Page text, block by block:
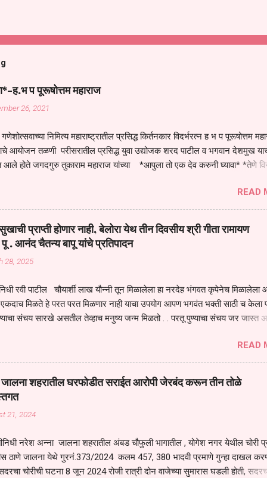
ह.भ प पूरूषोत्तम महाराज
26, 2021
निमित्य महाराष्ट्रातील प्रसिद्ध किर्तनकार विदर्भरत्न ह भ प पूरूषोत्तम
आयोजन तळणी परीसरातील प्रसिद्ध युवा उद्योजक शरद पाटील व भगवान देशमुख
आले होते जगदगुरु तुकाराम महाराज यांच्या *आपुला तो एक देव करुनी घ्यावा* *तेणे
बसलेली लोक ही खरच भाग्यवान आहेत कोरोना सारख्या महामारीत आपंण जिवंत आहोत
तर धार्मीक विचाराचा आधार आपल्याला घ्यावाच लागेल महामारीच्या काळात वारकरी
मानव जातीची मानसीक अवस्था सक्षम असणे गरजेचे आहे कोरोना ने मानवी
सगळ्याना करून दीली आहे मनुष्याच्या आयुष्यातील नामसाधना ही त्याच्यासाठी खूप
करण्याचा आळस आ...
READ
प्राप्ती होणार नाही, बेलोरा येथ तीन दिवसीय श्री गीता रामायण
. आनंद चैतन्य बापू यांचे प्रतिपादन
28, 2025
रवी पाटील चौयार्शी लाख यौन्नी तून मिळालेला हा नरदेह भंगवत कृपेनेच मिळालेला
मिळते हे परत परत मिळणार नाही याचा उपयोग आपण भगवंत भक्ती साठी च केला
संचय सारखे असतील तेव्हाच मनुष्य जन्म मिळतो . . परतू पुण्याचा संचय जर जास्त
सुंगधाचे व्यसन लागण्यापेक्षा भगवत भंक्ती चे व व्यसन लावा म्हणजे या नरदेहाचा उपयोग
मनुष्यावर होत असतात यापैकी भगवत कृपा ही पुण्यवानालाच होत असते . भगवंताच्या
होतो गरज आहे त्याला मनापासून आळवण्याची असे प्रतिपादन प पू चेतन्य बापू याचे कृपा
बापू यांनी तळणी येथून जवळच असलेल्या बेलोरा येथे केले तीन दिवसीय गीतारामायण
कोणीच सुखी नजरेला येणार नाही . धनाने सुखी असतील पण शरीर व्याधी...
READ
जालना शहरातील घरफोडीत सराईत आरोपी जेरबंद करून तीन तोळे
21, 2024
नरेश अन्ना जालना शहरातील अंबड चौफुली भागातील , योगेश नगर येथील चोरी
ठाणे जालना येथे गुरनं.373/2024 कलम 457, 380 भादवी प्रमाणे गुन्हा दाखल
चोरीची घटना 8 जून 2024 रोजी रात्री दोन वाजेच्या सुमारास घडली होती,